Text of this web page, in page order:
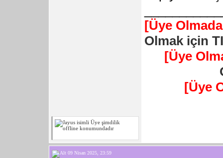
[Üye
Olmak için
[Üye
[Üye
09 Nisan 2025, 23:59